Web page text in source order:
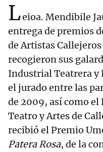
Leioa. Mendibile
entrega de premios
de Artistas
recogieron sus
Industrial Teatrera y
el jurado entre las
de 2009, así como
Teatro y Artes de
recibió el Premio
Patera Rosa, de la